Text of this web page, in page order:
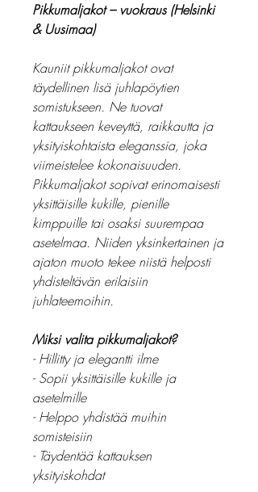
Pikkumaljakot – vuokraus (Helsinki
& Uusimaa)
Kauniit pikkumaljakot ovat
täydellinen lisä juhlapöytien
somistukseen. Ne tuovat
kattaukseen keveyttä, raikkautta ja
yksityiskohtaista eleganssia, joka
viimeistelee kokonaisuuden.
Pikkumaljakot sopivat erinomaisesti
yksittäisille kukille, pienille
kimppuille tai osaksi suurempaa
asetelmaa. Niiden yksinkertainen ja
ajaton muoto tekee niistä helposti
yhdisteltävän erilaisiin
juhlateemoihin.
Miksi valita pikkumaljakot?
- Hillitty ja elegantti ilme
- Sopii yksittäisille kukille ja
asetelmille
- Helppo yhdistää muihin
somisteisiin
- Täydentää kattauksen
yksityiskohdat